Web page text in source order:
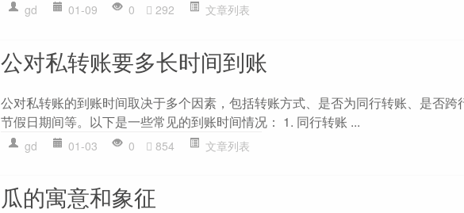
gd 01-09 0 292 文章列表
公对私转账要多长时间到账
公对私转账的到账时间取决于多个因素，包括转账方式、是否为同行转账、是否跨
节假日期间等。以下是一些常见的到账时间情况： 1. 同行转账 ...
gd 01-03 0 854 文章列表
瓜的寓意和象征